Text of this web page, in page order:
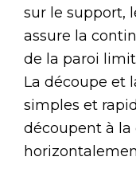
sur le support,
assure la
de la paroi
La découpe et
simples et
découpent à la